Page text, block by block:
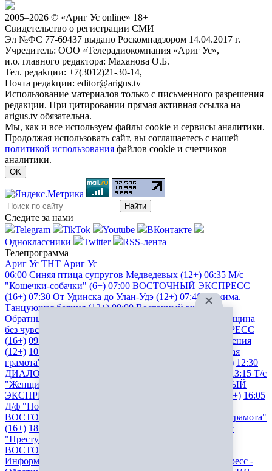
2005–2026 © «Ариг Ус online» 18+
Свидетельство о регистрации СМИ
Эл №ФС 77-69437 выдано Роскомнадзором 14.04.2017 г.
Учредитель: ООО «Телерадиокомпания «Ариг Ус»,
и.о. главного редактора: Маханова О.Б.
Тел. peдakции: +7(3012)21-30-14,
Почта peдakции: editor@arigus.tv
Использование материалов только с письменного разрешения
редакции. При цитировании прямая активная ссылка на
arigus.tv обязательна.
Мы, как и все используем файлы cookie и сервисы аналитики.
Продолжая использовать сайт, вы соглашаетесь с нашей
политикой использования файлов cookie и счетчиков
аналитики.
OK
Найти
Следите за нами
Telegram
TikTok Youtube
ВКонтакте
Одноклассники
Twitter
RSS-лента
Телепрограмма
Ариг Ус ТНТ Ариг Ус
06:00 Синяя птица супругов Медведевых (12+) 06:35 М/с
"Кошечки-собачки" (6+) 07:00 ВОСТОЧНЫЙ ЭКСПРЕСС
(16+) 07:30 От Удинска до Улан-Удэ (12+) 07:40 Янжима.
Танцующая богиня (12+) 08:00 Восточный экспресс -
Обратный отсчет - 6 августа 2004 (16+)
Т/с "Женщина
без чувства юмора" (16+)
ВОСТОЧНЫЙ ЭКСПРЕСС
(16+) 09:30
Зверские заблуждения
(12+) 10:20
Т/с "Вольная
грамота" (16+)
ВОСТОЧНЫЙ ЭКСПРЕСС (16+) 12:30
ДИАЛОГИЯ (12+)
13:15 Т/с
"Женщина без чувства юмора" (16+)
ВОСТОЧНЫЙ
ЭКСПРЕСС (16+)
Х/ф "Процесс" (субтитры) (16+) 16:05
Д/ф "Послушаем вместе: Мусоргский" (12+)
ВОСТОЧНЫЙ ЭКСПРЕСС (16+)
Т/с "Вольная грамота"
(16+) 18:00
Т/с
"Преступление" (16+)
ВОСТОЧНЫЙ ЭКСПРЕСС (16+)
Информационные войны (16+)
Восточный экспресс -